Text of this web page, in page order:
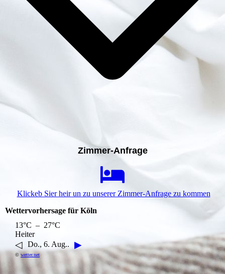
Zimmer-Anfrage
Klickeb Sier heir un zu unserer Zimmer-Anfrage zu kommen
Wettervorhersage für Köln
13°C – 27°C
Heiter
◁ Do., 6. Aug.. ▶
© wetter.net